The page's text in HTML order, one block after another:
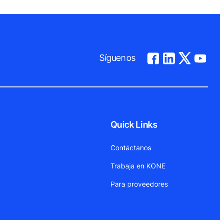
Síguenos
Quick Links
Contáctanos
Trabaja en KONE
Para proveedores